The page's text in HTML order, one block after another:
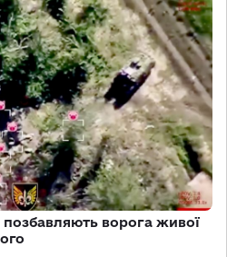
позбавляють ворога живої